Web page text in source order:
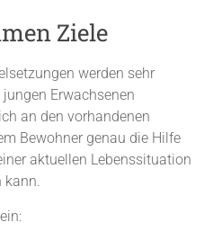
Ziele
werden sehr
Erwachsenen
an den vorhandenen
Bewohner genau die Hilfe
aktuellen Lebenssituation
kann.